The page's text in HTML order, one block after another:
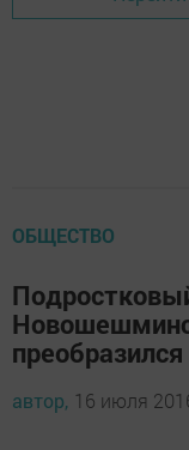
ОБЩЕСТВО
преобразился
автор, 16 июля